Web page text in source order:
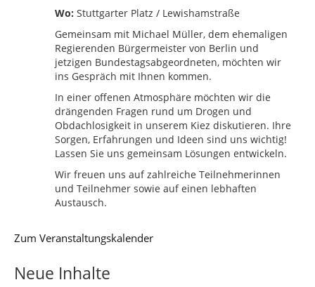
Wo: Stuttgarter Platz / Lewishamstraße
Gemeinsam mit Michael Müller, dem ehemaligen
Regierenden Bürgermeister von Berlin und
jetzigen Bundestagsabgeordneten, möchten wir
ins Gespräch mit Ihnen kommen.
In einer offenen Atmosphäre möchten wir die
drängenden Fragen rund um Drogen und
Obdachlosigkeit in unserem Kiez diskutieren. Ihre
Sorgen, Erfahrungen und Ideen sind uns wichtig!
Lassen Sie uns gemeinsam Lösungen entwickeln.
Wir freuen uns auf zahlreiche Teilnehmerinnen
und Teilnehmer sowie auf einen lebhaften
Austausch.
Zum Veranstaltungskalender
Neue Inhalte